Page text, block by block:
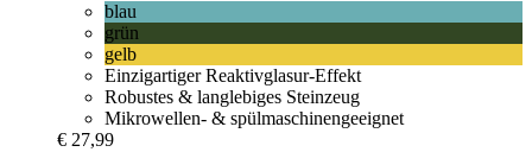
blau
grün
gelb
Einzigartiger Reaktivglasur-Effekt
Robustes & langlebiges Steinzeug
Mikrowellen- & spülmaschinengeeignet
€ 27,99